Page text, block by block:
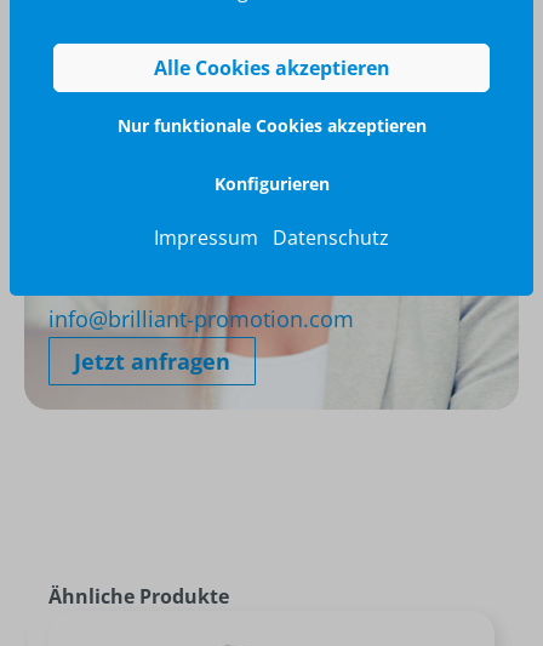
Wir glänzen für Sie
info@brilliant-promotion.com
Jetzt anfragen
Ähnliche Produkte
Alle Cookies akzeptieren
Nur funktionale Cookies akzeptieren
Konfigurieren
Impressum Datenschutz